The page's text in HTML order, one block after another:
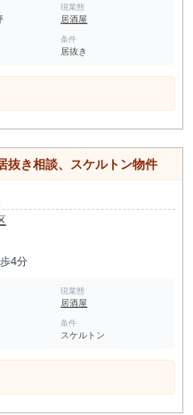
現業態
居酒屋
条件
居抜き
抜き相談、スケルトン物件
4分
現業態
居酒屋
条件
スケルトン